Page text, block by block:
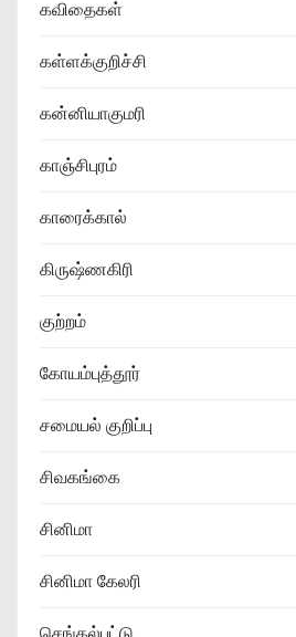
கவிதைகள்
கள்ளக்குறிச்சி
கன்னியாகுமரி
காஞ்சிபுரம்
காரைக்கால்
கிருஷ்ணகிரி
குற்றம்
கோயம்புத்தூர்
சமையல் குறிப்பு
சிவகங்கை
சினிமா
சினிமா கேலரி